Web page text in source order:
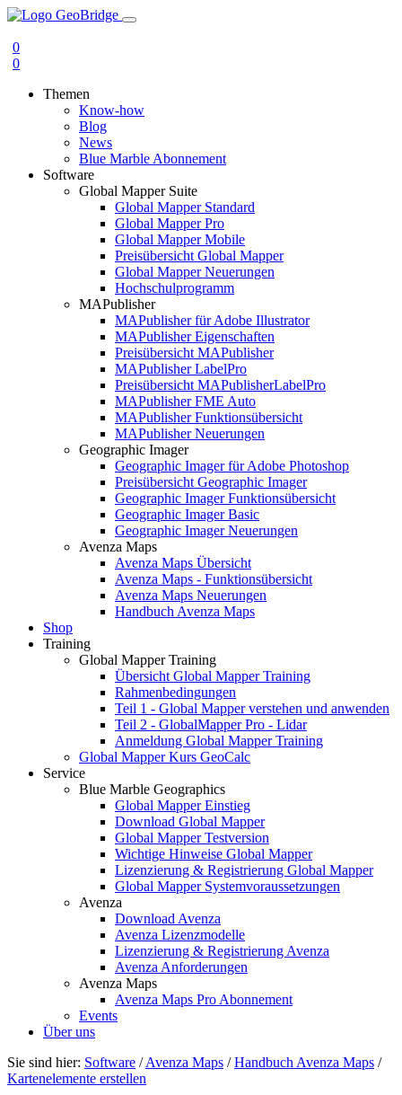
0
0
Themen
Know-how
Blog
News
Blue Marble Abonnement
Software
Global Mapper Suite
Global Mapper Standard
Global Mapper Pro
Global Mapper Mobile
Preisübersicht Global Mapper
Global Mapper Neuerungen
Hochschulprogramm
MAPublisher
MAPublisher für Adobe Illustrator
MAPublisher Eigenschaften
Preisübersicht MAPublisher
MAPublisher LabelPro
Preisübersicht MAPublisherLabelPro
MAPublisher FME Auto
MAPublisher Funktionsübersicht
MAPublisher Neuerungen
Geographic Imager
Geographic Imager für Adobe Photoshop
Preisübersicht Geographic Imager
Geographic Imager Funktionsübersicht
Geographic Imager Basic
Geographic Imager Neuerungen
Avenza Maps
Avenza Maps Übersicht
Avenza Maps - Funktionsübersicht
Avenza Maps Neuerungen
Handbuch Avenza Maps
Shop
Training
Global Mapper Training
Übersicht Global Mapper Training
Rahmenbedingungen
Teil 1 - Global Mapper verstehen und anwenden
Teil 2 - GlobalMapper Pro - Lidar
Anmeldung Global Mapper Training
Global Mapper Kurs GeoCalc
Service
Blue Marble Geographics
Global Mapper Einstieg
Download Global Mapper
Global Mapper Testversion
Wichtige Hinweise Global Mapper
Lizenzierung & Registrierung Global Mapper
Global Mapper Systemvoraussetzungen
Avenza
Download Avenza
Avenza Lizenzmodelle
Lizenzierung & Registrierung Avenza
Avenza Anforderungen
Avenza Maps
Avenza Maps Pro Abonnement
Events
Über uns
Sie sind hier: Software /Avenza Maps /Handbuch Avenza Maps /
Kartenelemente erstellen